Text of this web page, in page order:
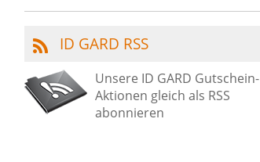
ID GARD RSS
Unsere ID GARD Gutschein-
Aktionen gleich als RSS
abonnieren